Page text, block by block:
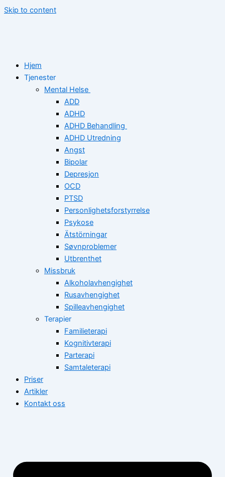
Skip to content
Hjem
Tjenester
Mental Helse
ADD
ADHD
ADHD Behandling
ADHD Utredning
Angst
Bipolar
Depresjon
OCD
PTSD
Personlighetsforstyrrelse
Psykose
Ätstörningar
Søvnproblemer
Utbrenthet
Missbruk
Alkoholavhengighet
Rusavhengighet
Spilleavhengighet
Terapier
Familieterapi
Kognitivterapi
Parterapi
Samtaleterapi
Priser
Artikler
Kontakt oss